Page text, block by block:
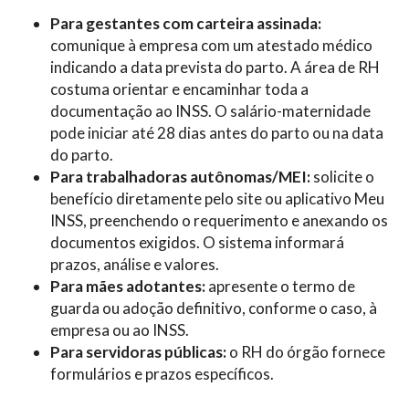
Para gestantes com carteira assinada:
comunique à empresa com um atestado médico
indicando a data prevista do parto. A área de RH
costuma orientar e encaminhar toda a
documentação ao INSS. O salário-maternidade
pode iniciar até 28 dias antes do parto ou na data
do parto.
Para trabalhadoras autônomas/MEI:solicite o
benefício diretamente pelo site ou aplicativo Meu
INSS, preenchendo o requerimento e anexando os
documentos exigidos. O sistema informará
prazos, análise e valores.
Para mães adotantes:apresente o termo de
guarda ou adoção definitivo, conforme o caso, à
empresa ou ao INSS.
Para servidoras públicas:o RH do órgão fornece
formulários e prazos específicos.